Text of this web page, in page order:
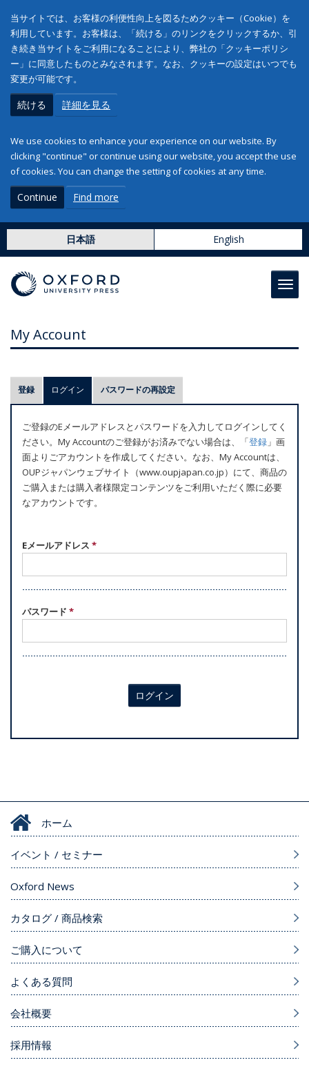
当サイトでは、お客様の利便性向上を図るためクッキー（Cookie）を
利用しています。お客様は、「続ける」のリンクをクリックするか、引
き続き当サイトをご利用になることにより、弊社の「クッキーポリシ
ー」に同意したものとみなされます。なお、クッキーの設定はいつでも
変更が可能です。
続ける 詳細を見る
We use cookies to enhance your experience on our website. By
clicking "continue" or continue using our website, you accept the use
of cookies. You can change the setting of cookies at any time.
Continue Find more
日本語 English
My Account
プ
ラ
マ
リ
ー
タ
ブ
登録 ログイン (アクティブなタブ)
パスワードの再設定
ご登録のEメールアドレスとパスワードを入力してログインしてく
ださい。My Accountのご登録がお済みでない場合は、「登録 」画
面よりごアカウントを作成してください。なお、My Accountは、
OUPジャパンウェブサイト（www.oupjapan.co.jp）にて、商品の
ご購入または購入者様限定コンテンツをご利用いただく際に必要
なアカウントです。
Eメールアドレス *
パスワード *
ログイン
ホーム
イベント / セミナー
Oxford News
カタログ / 商品検索
ご購入について
よくある質問
会社概要
採用情報